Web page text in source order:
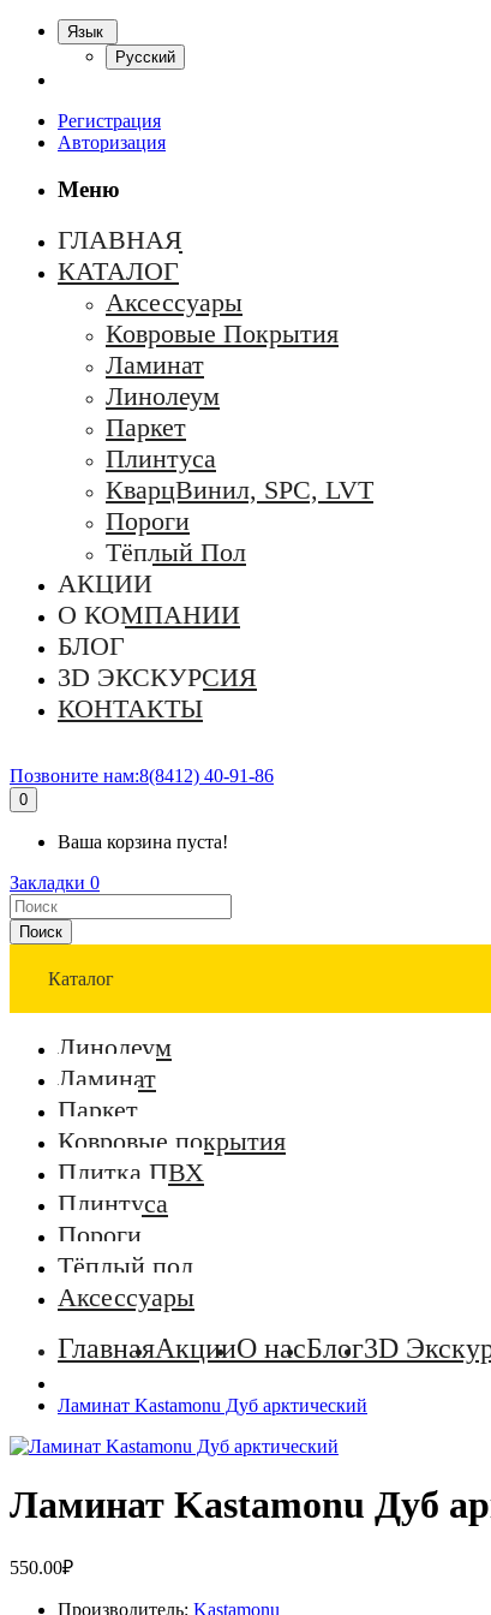
Язык
Русский
Регистрация
Авторизация
Меню
ГЛАВНАЯ
КАТАЛОГ
Аксессуары
Ковровые Покрытия
Ламинат
Линолеум
Паркет
Плинтуса
КварцВинил, SPC, LVT
Пороги
Тёплый Пол
АКЦИИ
О КОМПАНИИ
БЛОГ
3D ЭКСКУРСИЯ
КОНТАКТЫ
Позвоните нам:8(8412) 40-91-86
0
Ваша корзина пуста!
Закладки 0
Поиск
Каталог
Линолеум
Ламинат
Паркет
Ковровые покрытия
Плитка ПВХ
Плинтуса
Пороги
Тёплый пол
Аксессуары
ГлавнаяАкцииО насБлог3D
Ламинат Kastamonu Дуб арктический
Ламинат Kastamonu Дуб
550.00₽
Производитель: Kastamonu